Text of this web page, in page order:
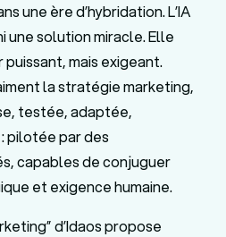
une ère d’hybridation. L’IA
une solution miracle. Elle
puissant, mais exigeant.
la stratégie marketing,
testée, adaptée,
pilotée par des
capables de conjuguer
et exigence humaine.
d’Idaos propose